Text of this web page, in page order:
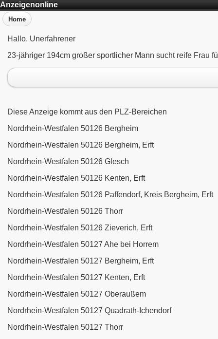
Anzeigenonline
Home
Hallo. Unerfahrener
23-jähriger 194cm großer sportlicher Mann sucht reife Frau
Diese Anzeige kommt aus den PLZ-Bereichen
Nordrhein-Westfalen 50126 Bergheim
Nordrhein-Westfalen 50126 Bergheim, Erft
Nordrhein-Westfalen 50126 Glesch
Nordrhein-Westfalen 50126 Kenten, Erft
Nordrhein-Westfalen 50126 Paffendorf, Kreis Bergheim, Erft
Nordrhein-Westfalen 50126 Thorr
Nordrhein-Westfalen 50126 Zieverich, Erft
Nordrhein-Westfalen 50127 Ahe bei Horrem
Nordrhein-Westfalen 50127 Bergheim, Erft
Nordrhein-Westfalen 50127 Kenten, Erft
Nordrhein-Westfalen 50127 Oberaußem
Nordrhein-Westfalen 50127 Quadrath-Ichendorf
Nordrhein-Westfalen 50127 Thorr